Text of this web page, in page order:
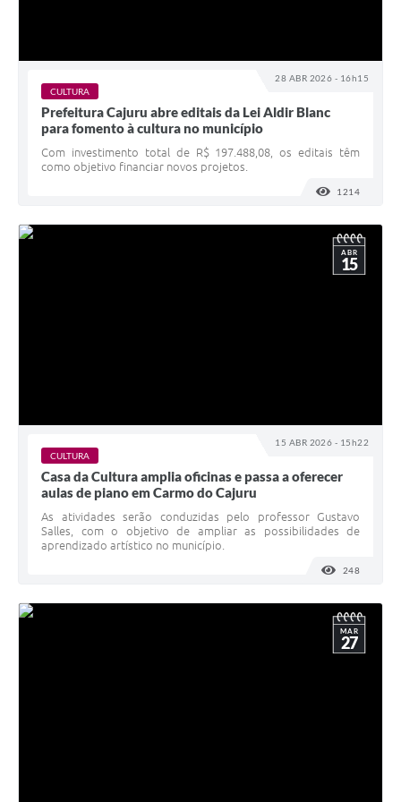
28 ABR 2026 - 16h15
CULTURA
Prefeitura Cajuru abre editais da Lei Aldir Blanc
para fomento à cultura no município
Com investimento total de R$ 197.488,08, os editais têm
como objetivo financiar novos projetos.
1214
15 ABR 2026 - 15h22
ABR
15
CULTURA
Casa da Cultura amplia oficinas e passa a oferecer
aulas de piano em Carmo do Cajuru
As atividades serão conduzidas pelo professor Gustavo
Salles, com o objetivo de ampliar as possibilidades de
aprendizado artístico no município.
248
MAR
27